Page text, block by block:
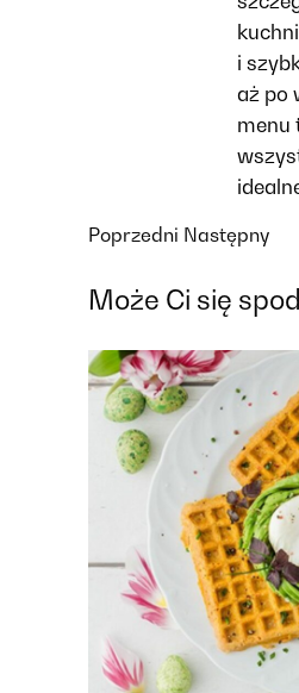
i
aż po
menu
Poprzedni Następny
Może Ci się